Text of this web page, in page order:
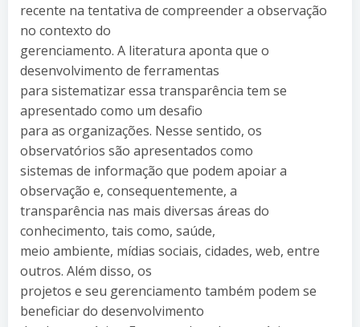
recente na tentativa de compreender a observação
no contexto do
gerenciamento. A literatura aponta que o
desenvolvimento de ferramentas
para sistematizar essa transparência tem se
apresentado como um desafio
para as organizações. Nesse sentido, os
observatórios são apresentados como
sistemas de informação que podem apoiar a
observação e, consequentemente, a
transparência nas mais diversas áreas do
conhecimento, tais como, saúde,
meio ambiente, mídias sociais, cidades, web, entre
outros. Além disso, os
projetos e seu gerenciamento também podem se
beneficiar do desenvolvimento